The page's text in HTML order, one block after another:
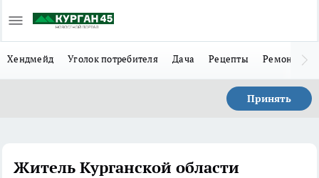
Хендмейд Уголок потребителя Дача Рецепты Ремонт
Принять
Житель Курганской области